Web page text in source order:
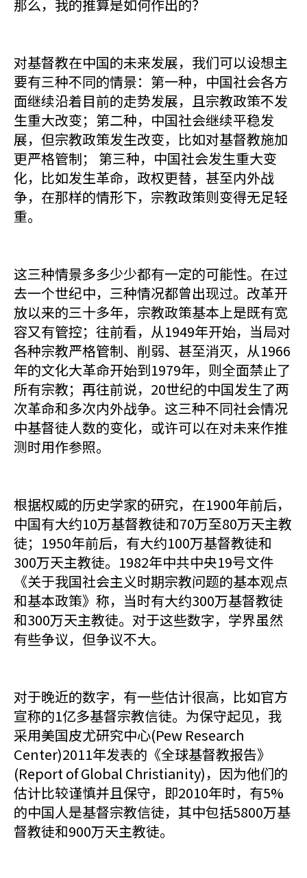
那么，我的推算是如何作出的？
对基督教在中国的未来发展，我们可以设想主
要有三种不同的情景：第一种，中国社会各方
面继续沿着目前的走势发展，且宗教政策不发
生重大改变；第二种，中国社会继续平稳发
展，但宗教政策发生改变，比如对基督教施加
更严格管制； 第三种，中国社会发生重大变
化，比如发生革命，政权更替，甚至内外战
争，在那样的情形下，宗教政策则变得无足轻
重。
这三种情景多多少少都有一定的可能性。在过
去一个世纪中，三种情况都曾出现过。改革开
放以来的三十多年，宗教政策基本上是既有宽
容又有管控；往前看，从1949年开始，当局对
各种宗教严格管制、削弱、甚至消灭，从1966
年的文化大革命开始到1979年，则全面禁止了
所有宗教；再往前说，20世纪的中国发生了两
次革命和多次内外战争。这三种不同社会情况
中基督徒人数的变化，或许可以在对未来作推
测时用作参照。
根据权威的历史学家的研究，在1900年前后，
中国有大约10万基督教徒和70万至80万天主教
徒；1950年前后，有大约100万基督教徒和
300万天主教徒。1982年中共中央19号文件
《关于我国社会主义时期宗教问题的基本观点
和基本政策》称，当时有大约300万基督教徒
和300万天主教徒。对于这些数字，学界虽然
有些争议，但争议不大。
对于晚近的数字，有一些估计很高，比如官方
宣称的1亿多基督宗教信徒。为保守起见，我
采用美国皮尤研究中心(Pew Research
Center)2011年发表的《全球基督教报告》
(Report of Global Christianity)，因为他们的
估计比较谨慎并且保守，即2010年时，有5%
的中国人是基督宗教信徒，其中包括5800万基
督教徒和900万天主教徒。